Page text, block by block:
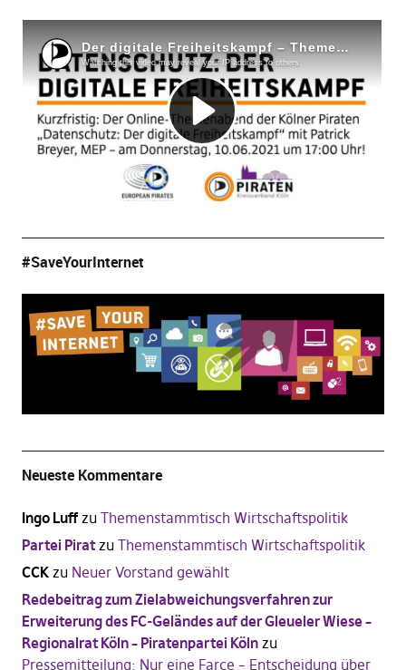
#SaveYourInternet
Neueste Kommentare
Ingo Luffzu Themenstammtisch Wirtschaftspolitik
Partei Piratzu Themenstammtisch Wirtschaftspolitik
CCKzu Neuer Vorstand gewählt
Redebeitrag zum Zielabweichungsverfahren zur
Erweiterung des FC-Geländes auf der Gleueler Wiese –
Regionalrat Köln – Piratenpartei Kölnzu
Pressemitteilung: Nur eine Farce – Entscheidung über